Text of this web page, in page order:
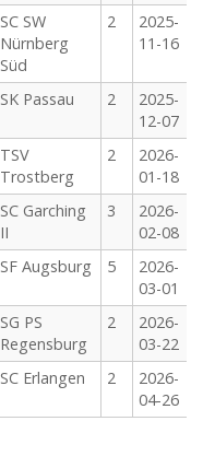
SC SW
Nürnberg
Süd
2
2025-
11-16
SK Passau 2
2025-
12-07
TSV
Trostberg
2
2026-
01-18
SC Garching
II
3
2026-
02-08
SF Augsburg 5
2026-
03-01
SG PS
Regensburg
2
2026-
03-22
SC Erlangen 2
2026-
04-26